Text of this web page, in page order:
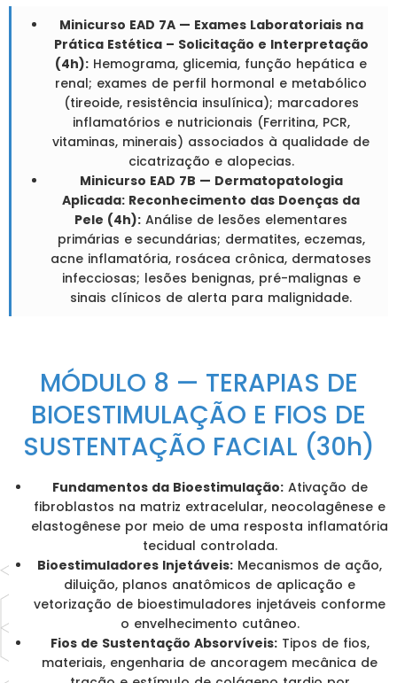
Minicurso EAD 7A — Exames Laboratoriais na
Prática Estética – Solicitação e Interpretação
(4h): Hemograma, glicemia, função hepática e
renal; exames de perfil hormonal e metabólico
(tireoide, resistência insulínica); marcadores
inflamatórios e nutricionais (Ferritina, PCR,
vitaminas, minerais) associados à qualidade de
cicatrização e alopecias.
Minicurso EAD 7B — Dermatopatologia
Aplicada: Reconhecimento das Doenças da
Pele (4h): Análise de lesões elementares
primárias e secundárias; dermatites, eczemas,
acne inflamatória, rosácea crônica, dermatoses
infecciosas; lesões benignas, pré-malignas e
sinais clínicos de alerta para malignidade.
MÓDULO 8 — TERAPIAS DE
BIOESTIMULAÇÃO E FIOS DE
SUSTENTAÇÃO FACIAL (30h)
Fundamentos da Bioestimulação:Ativação de
fibroblastos na matriz extracelular, neocolagênese e
elastogênese por meio de uma resposta inflamatória
tecidual controlada.
Bioestimuladores Injetáveis: Mecanismos de ação,
diluição, planos anatômicos de aplicação e
vetorização de bioestimuladores injetáveis conforme
o envelhecimento cutâneo.
Fios de Sustentação Absorvíveis:Tipos de fios,
materiais, engenharia de ancoragem mecânica de